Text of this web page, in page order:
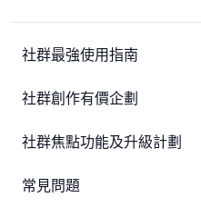
社群最強使用指南
社群創作有價企劃
社群焦點功能及升級計劃
常見問題